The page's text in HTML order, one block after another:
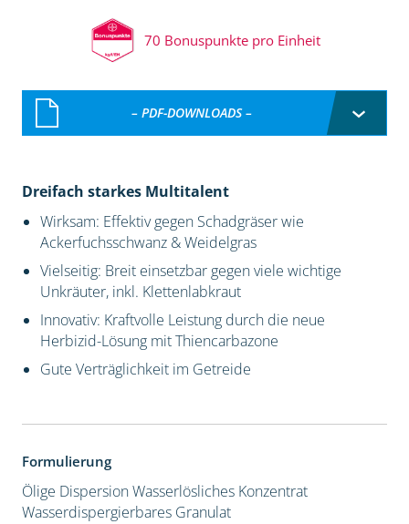
70 Bonuspunkte pro Einheit
– PDF-DOWNLOADS –
Dreifach starkes Multitalent
Wirksam: Effektiv gegen Schadgräser wie
Ackerfuchsschwanz & Weidelgras
Vielseitig: Breit einsetzbar gegen viele wichtige
Unkräuter, inkl. Klettenlabkraut
Innovativ: Kraftvolle Leistung durch die neue
Herbizid-Lösung mit Thiencarbazone
Gute Verträglichkeit im Getreide
Formulierung
Ölige DispersionWasserlösliches Konzentrat
Wasserdispergierbares Granulat